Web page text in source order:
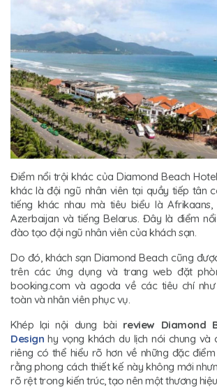
Điểm nổi trội khác của Diamond Beach
khác là đội ngũ nhân viên tại quầy tiếp tân
tiếng khác nhau mà tiêu biểu là Afrikaans,
Azerbaijan và tiếng Belarus. Đây là điểm
đào tạo đội ngũ nhân viên của khách sạn.
Do đó, khách sạn Diamond Beach cũng
trên các ứng dụng và trang web đặt
booking.com và agoda về các tiêu chí
toàn và nhân viên phục vụ.
Khép lại nội dung bài review Diamond
Design hy vọng khách du lịch nói chung và
riêng có thể hiểu rõ hơn về những đặc điểm
rằng phong cách thiết kế này không mới
rõ rệt trong kiến trúc, tạo nên một thương